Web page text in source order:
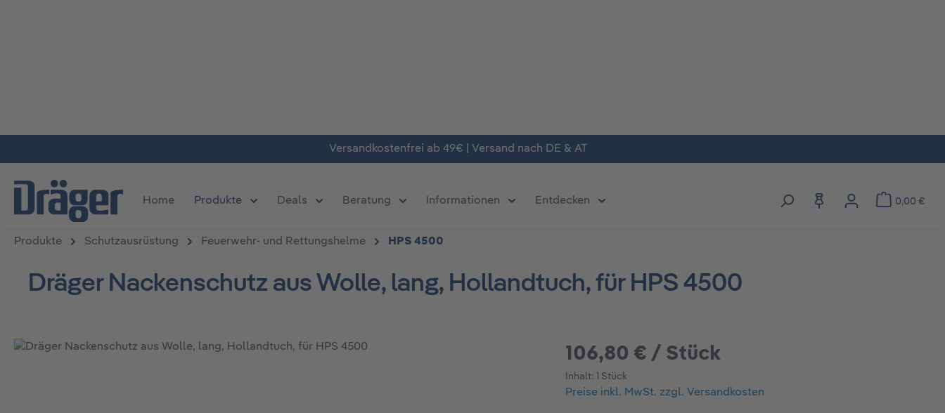
Versandkostenfrei ab 49€ | Versand nach DE & AT
Home Produkte
Öffne oder Schließe das Dropdown der Kategorie Produkte
Deals
Öffne oder Schließe das Dropdown der Kategorie Deals
Beratung Informationen
Öffne oder Schließe das Dropdown der Kategorie Informationen
Entdecken
Öffne oder Schließe das Dropdown der Kategorie Entdecken
0,00 €
Produkte Schutzausrüstung Feuerwehr- und Rettungshelme HPS 4500
Dräger Nackenschutz aus Wolle, lang, Hollandtuch, für HPS 4500
Bildergalerie überspringen 106,80 € / Stück
Inhalt: 1 Stück
Preise inkl. MwSt. zzgl. Versandkosten